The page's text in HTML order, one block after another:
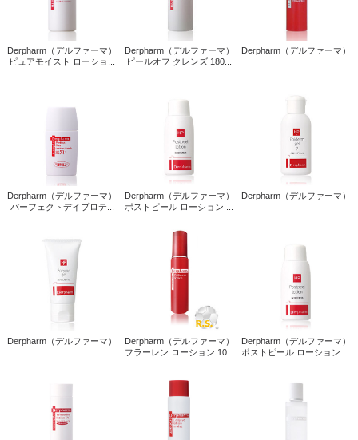
Derpharm（デルファーマ）
ピュアモイスト ローショ...
Derpharm（デルファーマ）
ピールオフ クレンズ 180...
Derpharm（デルファーマ）
Derpharm（デルファーマ）
パーフェクトデイプロテ...
Derpharm（デルファーマ）
ポストピール ローション ...
Derpharm（デルファーマ）
Derpharm（デルファーマ）
Derpharm（デルファーマ）
フラーレン ローション 10...
Derpharm（デルファーマ）
ポストピール ローション ...